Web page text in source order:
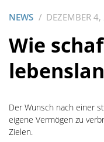
NEWS DEZEMBER
Wie
Der Wunsch nach einer
eigene Vermögen zu
Zielen.